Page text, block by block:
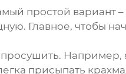
простой
Главное, чтобы
присыпать